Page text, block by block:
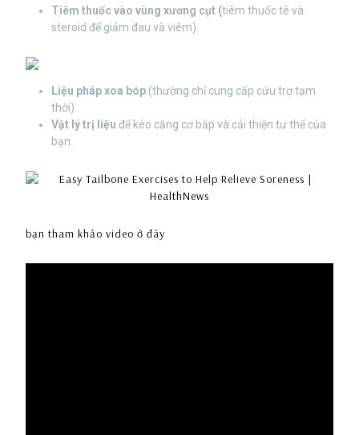
Tiêm thuốc vào vùng xương cụt (tiêm thuốc tê và
steroid để giảm đau và viêm).
Liệu pháp xoa bóp (thường chỉ cung cấp cứu trợ tạm
thời).
Vật lý trị liệu để kéo căng cơ bắp và cải thiện tư thế của
bạn.
bạn tham khảo video ở đây